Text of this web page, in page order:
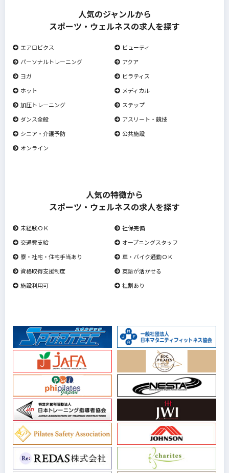
人気のジャンルから
スポーツ・ウェルネスの求人を探す
エアロビクス
ビューティ
パーソナルトレーニング
アクア
ヨガ
ピラティス
ホット
メディカル
加圧トレーニング
ステップ
ダンス全般
アスリート・競技
シニア・介護予防
公共施設
オンライン
人気の特徴から
スポーツ・ウェルネスの求人を探す
未経験ＯＫ
社保完備
交通費支給
オープニングスタッフ
寮・社宅・住宅手当あり
車・バイク通勤ＯＫ
資格取得支援制度
英語が活かせる
施設利用可
社割あり